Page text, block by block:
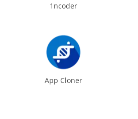
1ncoder
App Cloner